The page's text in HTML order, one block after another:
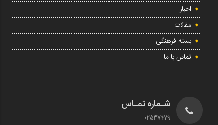
اخبار
مقالات
بسته فرهنگی
تماس با ما
شـماره تمـاس
02537479